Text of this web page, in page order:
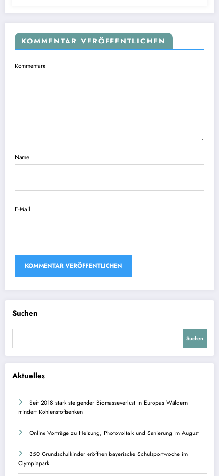
KOMMENTAR VERÖFFENTLICHEN
Kommentare
Name
E-Mail
Suchen
Suchen
Aktuelles
Seit 2018 stark steigender Biomasseverlust in Europas Wäldern
mindert Kohlenstoffsenken
Online Vorträge zu Heizung, Photovoltaik und Sanierung im August
350 Grundschulkinder eröffnen bayerische Schulsportwoche im
Olympiapark